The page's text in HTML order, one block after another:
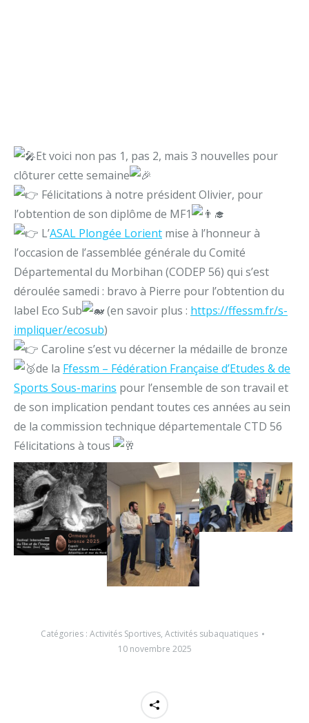
Et voici non pas 1, pas 2, mais 3 nouvelles pour
clôturer cette semaine
Félicitations à notre président Olivier, pour
l’obtention de son diplôme de MF1
L’ASAL Plongée Lorient mise à l’honneur à
l’occasion de l’assemblée générale du Comité
Départemental du Morbihan (CODEP 56) qui s’est
déroulée samedi : bravo à Pierre pour l’obtention du
label Eco Sub
(en savoir plus : https://ffessm.fr/s-
impliquer/ecosub)
Caroline s’est vu décerner la médaille de bronze
de la Ffessm – Fédération Française d’Etudes & de
Sports Sous-marins pour l’ensemble de son travail et
de son implication pendant toutes ces années au sein
de la commission technique départementale CTD 56
Félicitations à tous
Catégories : Activités Sportives, Activités subaquatiques
10 novembre 2025